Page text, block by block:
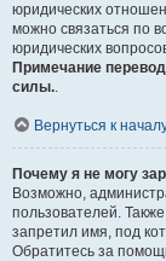
юридических
можно связаться по
юридических
Примечание
силы..
Вернуться к
Почему я не могу
Возможно,
пользователей.
запретил имя, под
Обратитесь за